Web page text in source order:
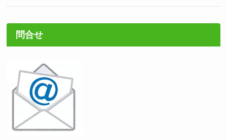
問合せ